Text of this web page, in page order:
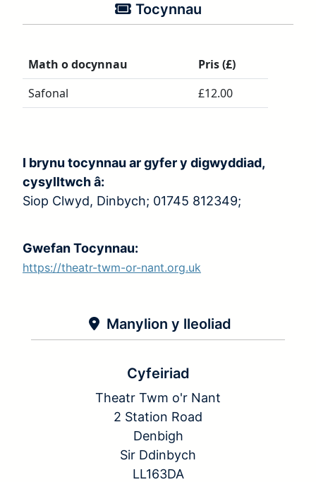
Tocynnau
Math o docynnau
Pris (£)
Safonal
£12.00
I brynu tocynnau ar gyfer y digwyddiad,
cysylltwch â:
Siop Clwyd, Dinbych; 01745 812349;
Gwefan Tocynnau:
https://theatr-twm-or-nant.org.uk
Manylion y lleoliad
Cyfeiriad
Theatr Twm o'r Nant
2 Station Road
Denbigh
Sir Ddinbych
LL163DA